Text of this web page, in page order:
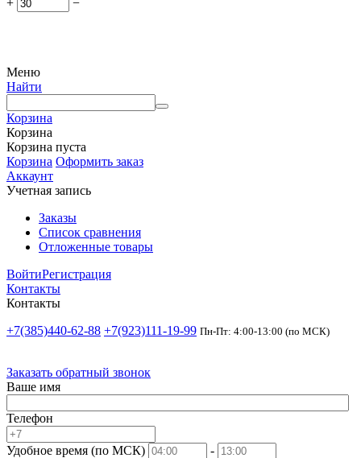
+ −
Меню
Найти
Корзина
Корзина
Корзина пуста
Корзина Оформить заказ
Аккаунт
Учетная запись
Заказы
Список сравнения
Отложенные товары
ВойтиРегистрация
Контакты
Контакты
+7(385)440-62-88 +7(923)111-19-99 Пн-Пт: 4:00-13:00 (по МСК)
Заказать обратный звонок
Ваше имя
Телефон
Удобное время (по МСК)
-